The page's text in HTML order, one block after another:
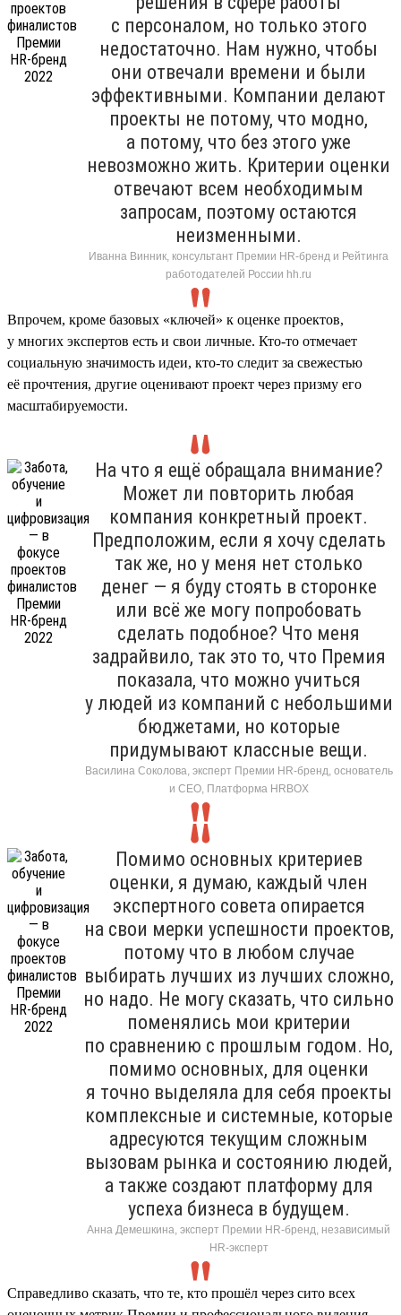
с персоналом, но только этого
недостаточно. Нам нужно, чтобы
они отвечали времени и были
эффективными. Компании делают
проекты не потому, что модно,
а потому, что без этого уже
невозможно жить. Критерии оценки
отвечают всем необходимым
запросам, поэтому остаются
неизменными.
Иванна Винник, консультант Премии HR-бренд и Рейтинга
работодателей России hh.ru
Впрочем, кроме базовых «ключей» к оценке проектов,
у многих экспертов есть и свои личные. Кто-то отмечает
социальную значимость идеи, кто-то следит за свежестью
её прочтения, другие оценивают проект через призму его
масштабируемости.
На что я ещё обращала внимание?
Может ли повторить любая
компания конкретный проект.
Предположим, если я хочу сделать
так же, но у меня нет столько
денег — я буду стоять в сторонке
или всё же могу попробовать
сделать подобное? Что меня
задрайвило, так это то, что Премия
показала, что можно учиться
у людей из компаний с небольшими
бюджетами, но которые
придумывают классные вещи.
Василина Соколова, эксперт Премии HR-бренд, основатель
и CEO, Платформа HRBOХ
Помимо основных критериев
оценки, я думаю, каждый член
экспертного совета опирается
на свои мерки успешности проектов,
потому что в любом случае
выбирать лучших из лучших сложно,
но надо. Не могу сказать, что сильно
поменялись мои критерии
по сравнению с прошлым годом. Но,
помимо основных, для оценки
я точно выделяла для себя проекты
комплексные и системные, которые
адресуются текущим сложным
вызовам рынка и состоянию людей,
а также создают платформу для
успеха бизнеса в будущем.
Анна Демешкина, эксперт Премии HR-бренд, независимый
HR-эксперт
Справедливо сказать, что те, кто прошёл через сито всех